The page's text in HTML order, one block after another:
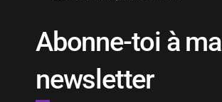
Abonne-toi à ma
newsletter